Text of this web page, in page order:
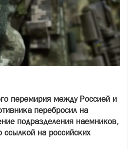
перемирия между Россией и
перебросил на
подразделения наемников,
на российских